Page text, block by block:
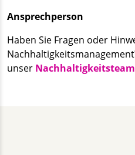
Ansprechperson
Haben Sie Fragen oder
unser Nachhaltigkeitsteam